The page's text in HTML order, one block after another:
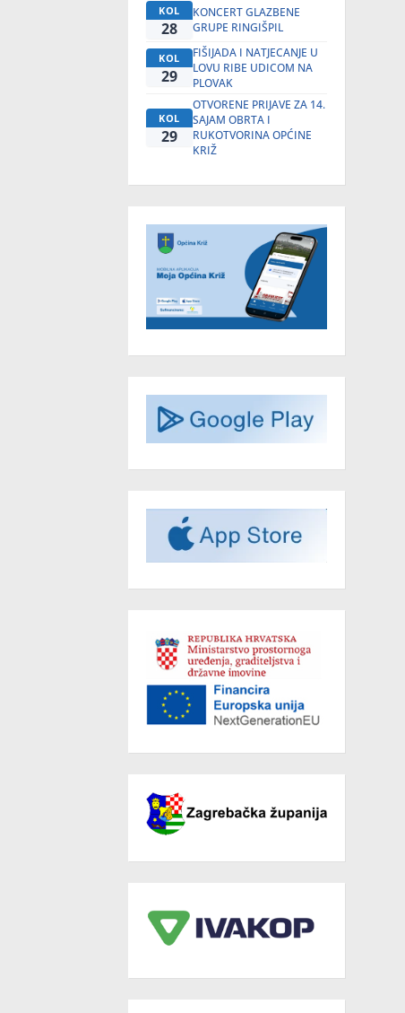
KOL
28
KONCERT GLAZBENE
GRUPE RINGIŠPIL
KOL
29
FIŠIJADA I NATJECANJE U
LOVU RIBE UDICOM NA
PLOVAK
KOL
29
OTVORENE PRIJAVE ZA 14.
SAJAM OBRTA I
RUKOTVORINA OPĆINE
KRIŽ